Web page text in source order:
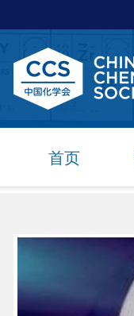
首页